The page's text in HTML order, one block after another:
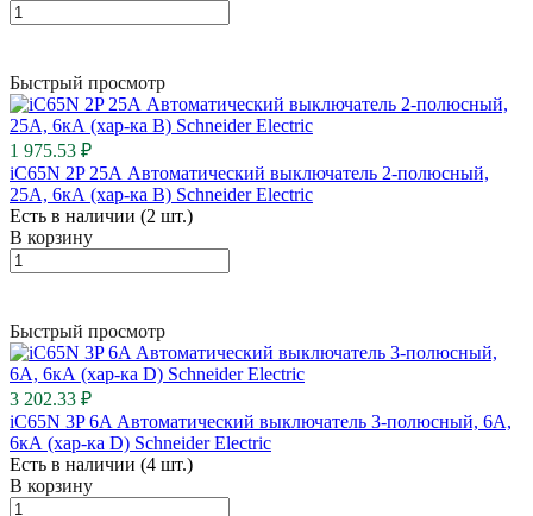
Быстрый просмотр
1 975.53 ₽
iC65N 2P 25А Автоматический выключатель 2-полюсный,
25А, 6кА (хар-ка B) Schneider Electric
Есть в наличии (2 шт.)
В корзину
Быстрый просмотр
3 202.33 ₽
iC65N 3P 6A Автоматический выключатель 3-полюсный, 6А,
6кА (хар-ка D) Schneider Electric
Есть в наличии (4 шт.)
В корзину